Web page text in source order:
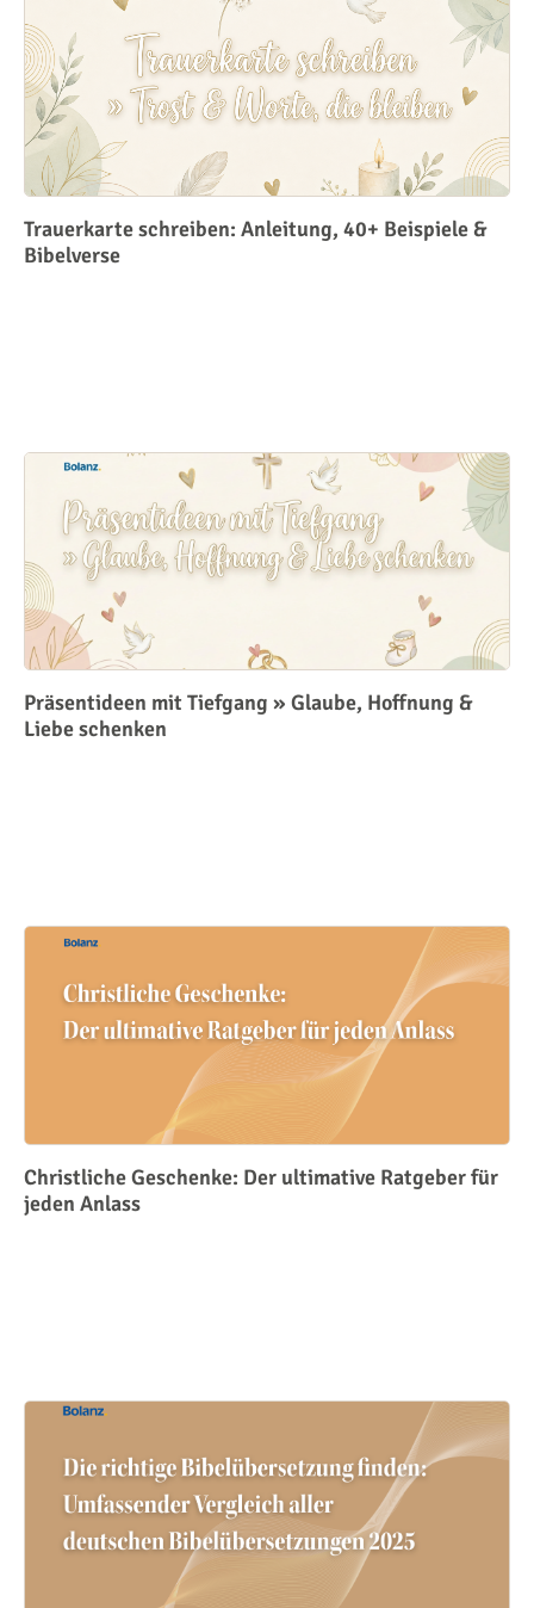
Trauerkarte schreiben: Anleitung, 40+ Beispiele &
Bibelverse
Präsentideen mit Tiefgang » Glaube, Hoffnung &
Liebe schenken
Christliche Geschenke: Der ultimative Ratgeber für
jeden Anlass